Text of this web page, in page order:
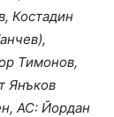
Костадин
Тимонов,
Янъков
АС: Йордан